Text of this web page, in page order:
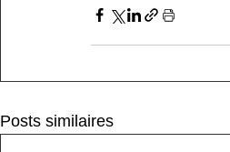
Posts similaires